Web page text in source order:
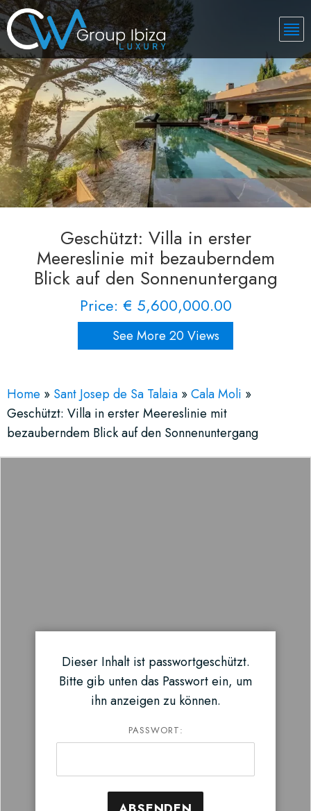
Geschützt: Villa in erster
Meereslinie mit bezauberndem
Blick auf den Sonnenuntergang
Price: € 5,600,000.00
See More 20 Views
Home » Sant Josep de Sa Talaia »Cala Moli »
Geschützt: Villa in erster Meereslinie mit
bezauberndem Blick auf den Sonnenuntergang
Dieser Inhalt ist passwortgeschützt.
Bitte gib unten das Passwort ein, um
ihn anzeigen zu können.
PASSWORT: